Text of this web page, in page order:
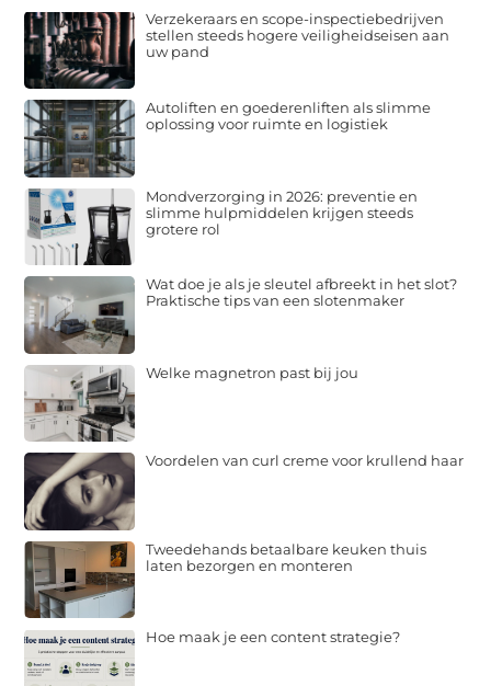
Verzekeraars en scope-inspectiebedrijven
stellen steeds hogere veiligheidseisen aan
uw pand
Autoliften en goederenliften als slimme
oplossing voor ruimte en logistiek
Mondverzorging in 2026: preventie en
slimme hulpmiddelen krijgen steeds
grotere rol
Wat doe je als je sleutel afbreekt in het slot?
Praktische tips van een slotenmaker
Welke magnetron past bij jou
Voordelen van curl creme voor krullend haar
Tweedehands betaalbare keuken thuis
laten bezorgen en monteren
Hoe maak je een content strategie?